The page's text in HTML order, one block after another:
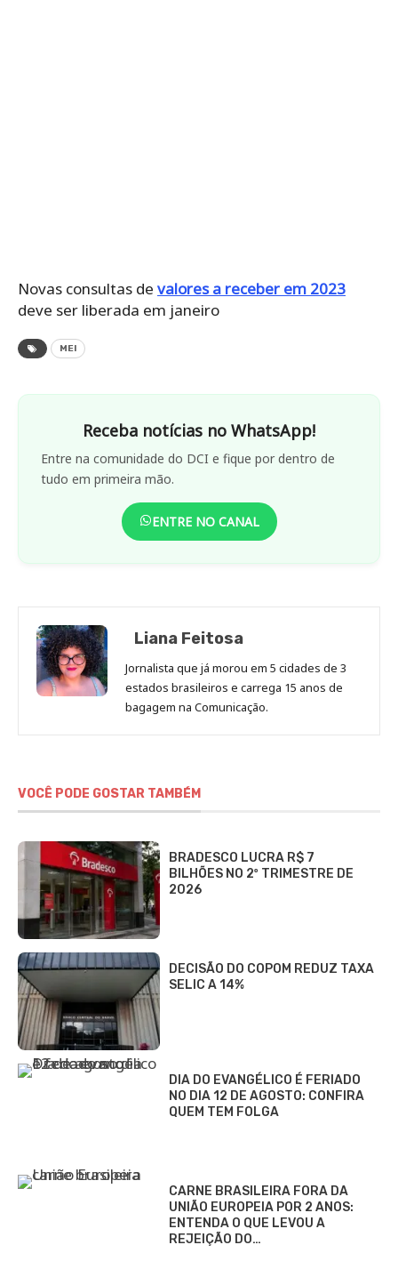
Novas consultas de valores a receber em 2023
deve ser liberada em janeiro
MEI
Receba notícias no WhatsApp!
Entre na comunidade do DCI e fique por dentro de
tudo em primeira mão.
ENTRE NO CANAL
Liana Feitosa
Jornalista que já morou em 5 cidades de 3
estados brasileiros e carrega 15 anos de
bagagem na Comunicação.
VOCÊ PODE GOSTAR TAMBÉM
BRADESCO LUCRA R$ 7
BILHÕES NO 2º TRIMESTRE DE
2026
DECISÃO DO COPOM REDUZ TAXA
SELIC A 14%
DIA DO EVANGÉLICO É FERIADO
NO DIA 12 DE AGOSTO: CONFIRA
QUEM TEM FOLGA
CARNE BRASILEIRA FORA DA
UNIÃO EUROPEIA POR 2 ANOS:
ENTENDA O QUE LEVOU A
REJEIÇÃO DO…